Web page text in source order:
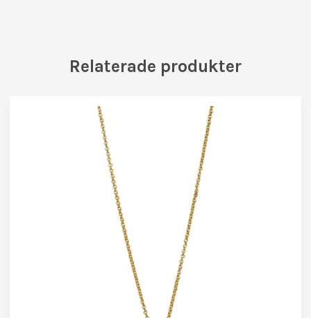
Relaterade produkter